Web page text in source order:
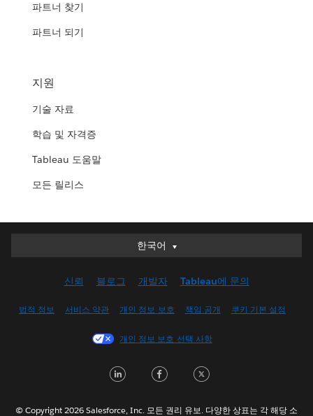
파트너 찾기
파트너 되기
지원
기술 자료
학습 및 자격증
Tableau 도움말
모든 릴리스
한국어
한국어
English (UK)
Français (Canada)
Italiano
신뢰 블로그 개발자 Tableau에 문의
법적 정보 서비스 약관 개인 정보 보호 책임 공개 쿠키 기본 설정
개인 정보 보호 선택 사항
LinkedInFacebook
© Copyright 2026 Salesforce, Inc. 모든 권리 유보. 다양한 상표는 각 해당 소